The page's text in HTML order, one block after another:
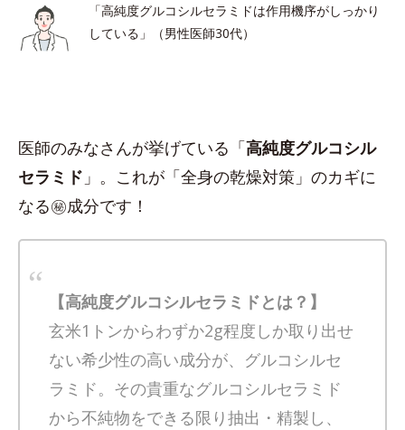
「高純度グルコシルセラミドは作用機序がしっかり
している」（男性医師30代）
医師のみなさんが挙げている「高純度グルコシル
セラミド 」。これが「全身の乾燥対策」のカギに
なる㊙︎成分です！
【高純度グルコシルセラミドとは？】
玄米1トンからわずか2g程度しか取り出せ
ない希少性の高い成分が、グルコシルセ
ラミド。その貴重なグルコシルセラミド
から不純物をできる限り抽出・精製し、